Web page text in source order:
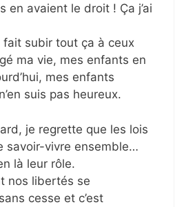
en avaient le droit ! Ça j’ai
fait subir tout ça à ceux
ma vie, mes enfants en
mes enfants
suis pas heureux.
je regrette que les lois
savoir-vivre ensemble…
là leur rôle.
nos libertés se
cesse et c’est